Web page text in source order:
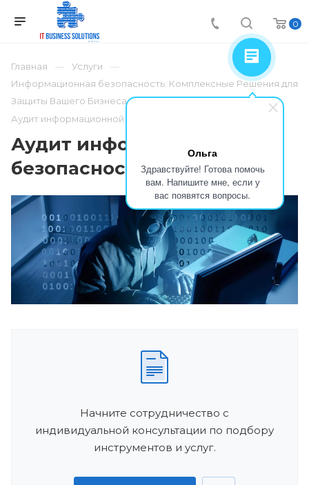
Ольга
Здравствуйте! Готова помочь
вам. Напишите мне, если у
вас появятся вопросы.
0
Главная
Услуги
Информационная безопасность: Комплексные Решения для
Защиты Вашего Бизнеса
Аудит информационной безопасности
Аудит информационной
безопасности
Начните сотрудничество с
индивидуальной консультации по подбору
инструментов и услуг.